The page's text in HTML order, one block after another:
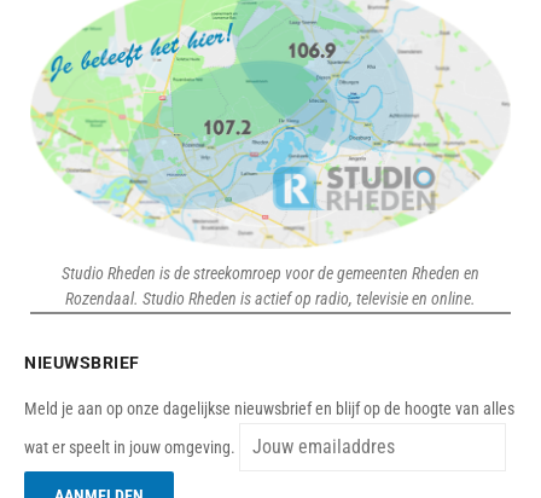
Studio Rheden is de streekomroep voor de gemeenten Rheden en
Rozendaal. Studio Rheden is actief op radio, televisie en online.
NIEUWSBRIEF
Meld je aan op onze dagelijkse nieuwsbrief en blijf op de hoogte van alles
wat er speelt in jouw omgeving.